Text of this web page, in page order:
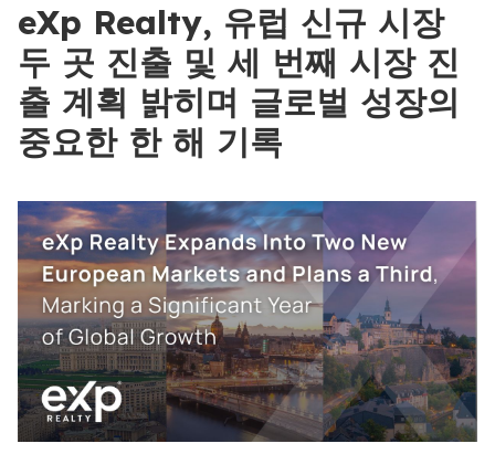
eXp Realty, 유럽 신규 시장
두 곳 진출 및 세 번째 시장 진
출 계획 밝히며 글로벌 성장의
중요한 한 해 기록